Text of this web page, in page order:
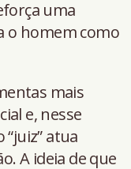
uma
o homem como
mais
e, nesse
atua
A ideia de que